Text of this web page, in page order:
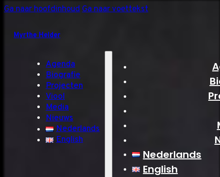
Ga naar hoofdinhoudGa naar voettekst
Myrthe Helder
Agenda
Biografie
Projecten
Viool
Media
Nieuws
Nederlands
English
Nederlands
English